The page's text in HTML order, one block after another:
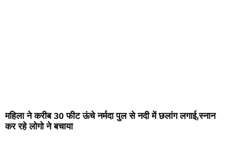
महिला ने करीब 30 फीट ऊंचे नर्मदा पुल से नदी में छलांग लगाई,स्नान
कर रहे लोगो ने बचाया